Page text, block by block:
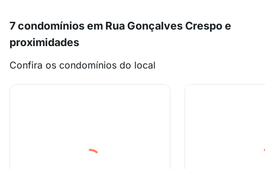
7 condomínios em Rua Gonçalves Crespo e
proximidades
Confira os condomínios do local